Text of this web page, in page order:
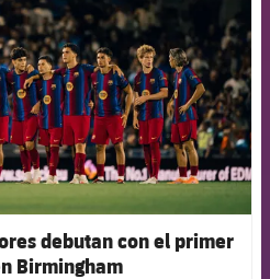
debutan con el primer
Birmingham